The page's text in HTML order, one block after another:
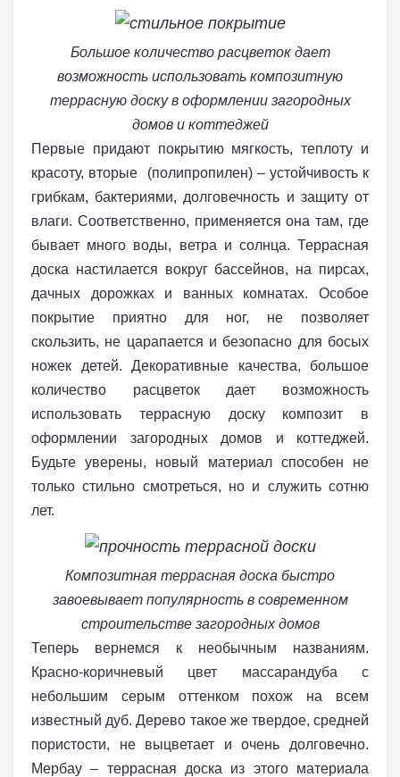
Большое количество расцветок дает
возможность использовать композитную
террасную доску в оформлении загородных
домов и коттеджей
Первые придают покрытию мягкость, теплоту и
красоту, вторые (полипропилен) – устойчивость к
грибкам, бактериями, долговечность и защиту от
влаги. Соответственно, применяется она там, где
бывает много воды, ветра и солнца. Террасная
доска настилается вокруг бассейнов, на пирсах,
дачных дорожках и ванных комнатах. Особое
покрытие приятно для ног, не позволяет
скользить, не царапается и безопасно для босых
ножек детей. Декоративные качества, большое
количество расцветок дает возможность
использовать террасную доску композит в
оформлении загородных домов и коттеджей.
Будьте уверены, новый материал способен не
только стильно смотреться, но и служить сотню
лет.
Композитная террасная доска быстро
завоевывает популярность в современном
строительстве загородных домов
Теперь вернемся к необычным названиям.
Красно-коричневый цвет массарандуба с
небольшим серым оттенком похож на всем
известный дуб. Дерево такое же твердое, средней
пористости, не выцветает и очень долговечно.
Мербау – террасная доска из этого материала